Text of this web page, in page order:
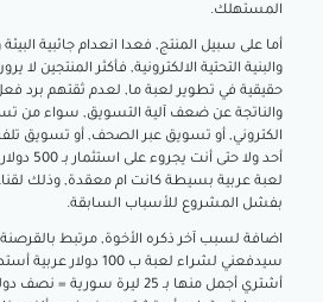
المستهلك.
أما على سبيل المنتج, فعدا انعدام جائبية البيئة
والبنية التحتية الالكترونية, فأكثر المنتجين لا
حقيقية في تطوير لعبة ما, لعدم ثقتهم برد
والناتجة عن ضعف آلية التسويق, سواء من
الكتروني, أو تسويق عبر الصحف, أو تسويق
أحد ولا حتى أنت
لعبة عربية بسيطة كانت ام معقدة, وذلك
بفشل المشروع للأسباب السابقة.
اضافة لسبب آخر ذكره الأخوة, مرتبط
سيدفعني لشراء لعبة ب 100 دولار
أشتري أجمل منها بـ 25 ليرة سورية =